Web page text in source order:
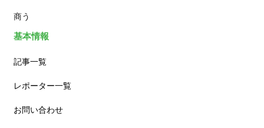
商う
基本情報
記事一覧
レポーター一覧
お問い合わせ